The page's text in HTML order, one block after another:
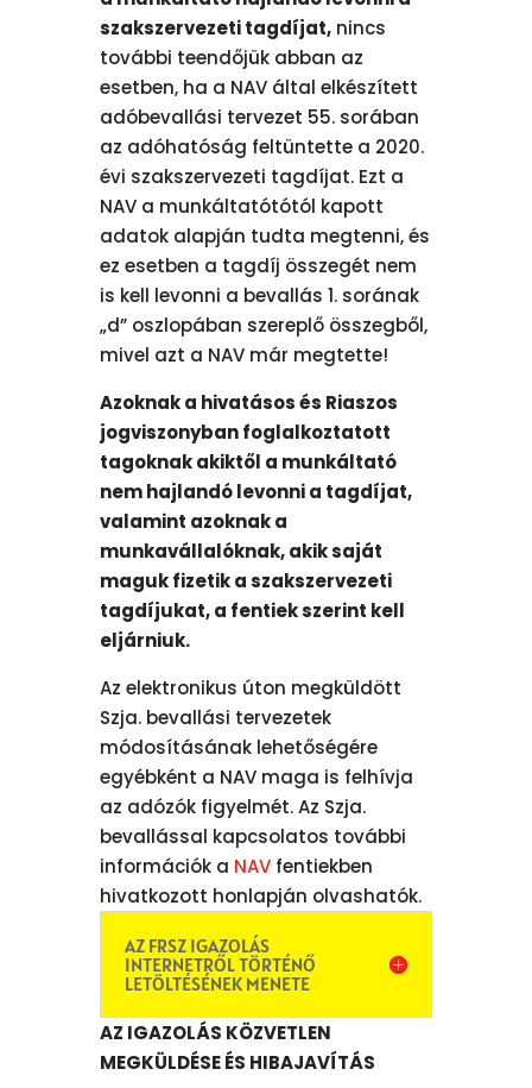
szakszervezeti tagdíjat, nincs
további teendőjük abban az
esetben, ha a NAV által elkészített
adóbevallási tervezet 55. sorában
az adóhatóság feltüntette a 2020.
évi szakszervezeti tagdíjat. Ezt a
NAV a munkáltatótótól kapott
adatok alapján tudta megtenni, és
ez esetben a tagdíj összegét nem
is kell levonni a bevallás 1. sorának
„d” oszlopában szereplő összegből,
mivel azt a NAV már megtette!
Azoknak a hivatásos és Riaszos
jogviszonyban foglalkoztatott
tagoknak akiktől a munkáltató
nem hajlandó levonni a tagdíjat,
valamint azoknak a
munkavállalóknak, akik saját
maguk fizetik a szakszervezeti
tagdíjukat, a fentiek szerint kell
eljárniuk.
Az elektronikus úton megküldött
Szja. bevallási tervezetek
módosításának lehetőségére
egyébként a NAV maga is felhívja
az adózók figyelmét. Az Szja.
bevallással kapcsolatos további
információk a NAV fentiekben
hivatkozott honlapján olvashatók.
AZ FRSZ IGAZOLÁS
INTERNETRŐL TÖRTÉNŐ
LETÖLTÉSÉNEK MENETE
AZ IGAZOLÁS KÖZVETLEN
MEGKÜLDÉSE ÉS HIBAJAVÍTÁS